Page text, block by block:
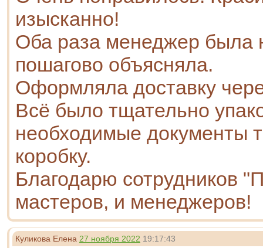
изысканно!
Оба раза менеджер была
пошагово объясняла.
Оформляла доставку
Всё было тщательно
необходимые документы
коробку.
Благодарю сотрудников
мастеров, и менеджеров!
Куликова Елена 27 ноября 2022 19:17:43